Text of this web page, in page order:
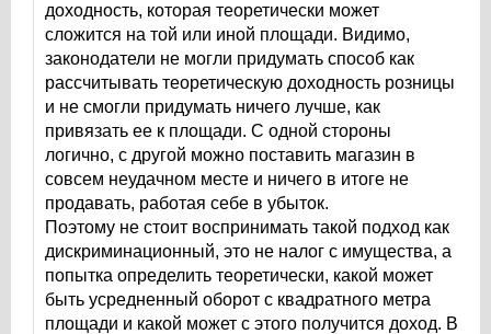
доходность, которая теоретически может
сложится на той или иной площади. Видимо,
законодатели не могли придумать способ как
рассчитывать теоретическую доходность розницы
и не смогли придумать ничего лучше, как
привязать ее к площади. С одной стороны
логично, с другой можно поставить магазин в
совсем неудачном месте и ничего в итоге не
продавать, работая себе в убыток.
Поэтому не стоит воспринимать такой подход как
дискриминационный, это не налог с имущества, а
попытка определить теоретически, какой может
быть усредненный оборот с квадратного метра
площади и какой может с этого получится доход. В